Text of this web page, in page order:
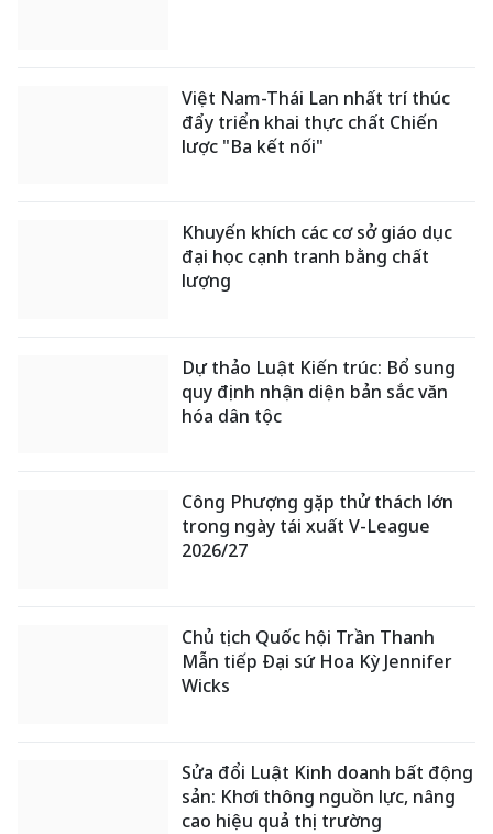
Việt Nam-Thái Lan nhất trí thúc
đẩy triển khai thực chất Chiến
lược "Ba kết nối"
Khuyến khích các cơ sở giáo dục
đại học cạnh tranh bằng chất
lượng
Dự thảo Luật Kiến trúc: Bổ sung
quy định nhận diện bản sắc văn
hóa dân tộc
Công Phượng gặp thử thách lớn
trong ngày tái xuất V-League
2026/27
Chủ tịch Quốc hội Trần Thanh
Mẫn tiếp Đại sứ Hoa Kỳ Jennifer
Wicks
Sửa đổi Luật Kinh doanh bất động
sản: Khơi thông nguồn lực, nâng
cao hiệu quả thị trường